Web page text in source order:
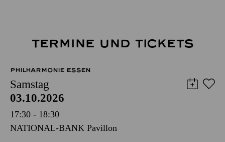
TERMINE UND TICKETS
PHILHARMONIE ESSEN
Samstag
03.10.2026
17:30 - 18:30
NATIONAL-BANK Pavillon